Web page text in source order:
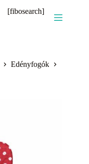
[fibosearch]
Edényfogók